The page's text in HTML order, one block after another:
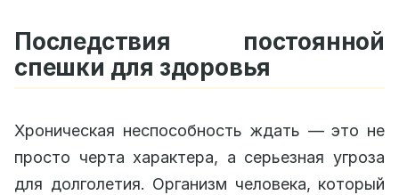
Последствия постоянной
спешки для здоровья
Хроническая неспособность ждать — это не
просто черта характера, а серьезная угроза
для долголетия. Организм человека, который